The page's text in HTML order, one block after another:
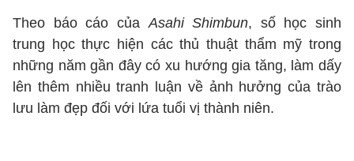
Theo báo cáo củaAsahi Shimbun, số học sinh
trung học thực hiện các thủ thuật thẩm mỹ trong
những năm gần đây có xu hướng gia tăng, làm dấy
lên thêm nhiều tranh luận về ảnh hưởng của trào
lưu làm đẹp đối với lứa tuổi vị thành niên.